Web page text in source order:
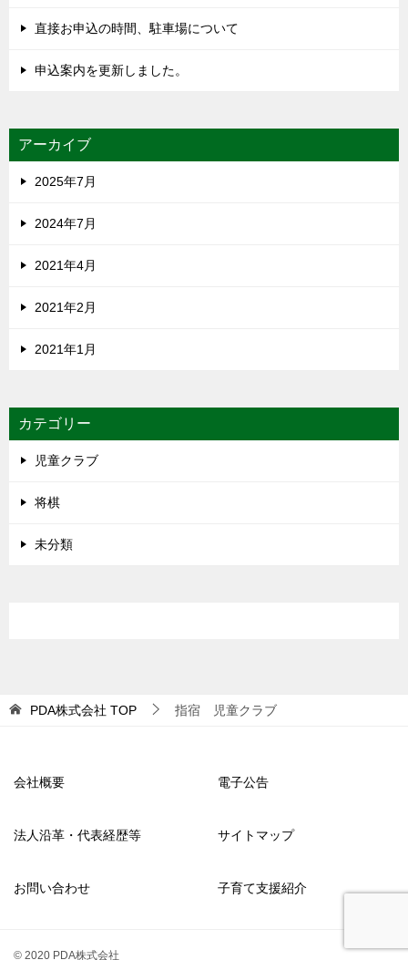
直接お申込の時間、駐車場について
申込案内を更新しました。
アーカイブ
2025年7月
2024年7月
2021年4月
2021年2月
2021年1月
カテゴリー
児童クラブ
将棋
未分類
PDA株式会社 TOP 指宿 児童クラブ
会社概要 電子公告
法人沿革・代表経歴等 サイトマップ
お問い合わせ 子育て支援紹介
© 2020 PDA株式会社